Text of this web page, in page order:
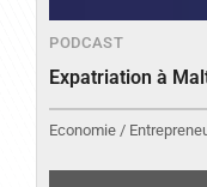
PODCAST
Expatriation à
Economie /